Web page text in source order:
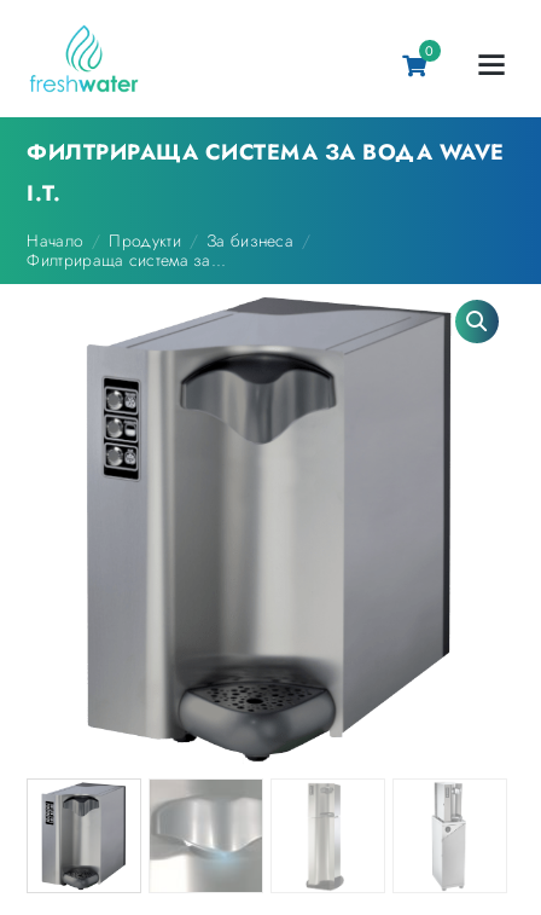
0
ФИЛТРИРАЩА СИСТЕМА ЗА ВОДА WAVE
I.T.
Начало Продукти
За бизнеса
Филтрираща система за...